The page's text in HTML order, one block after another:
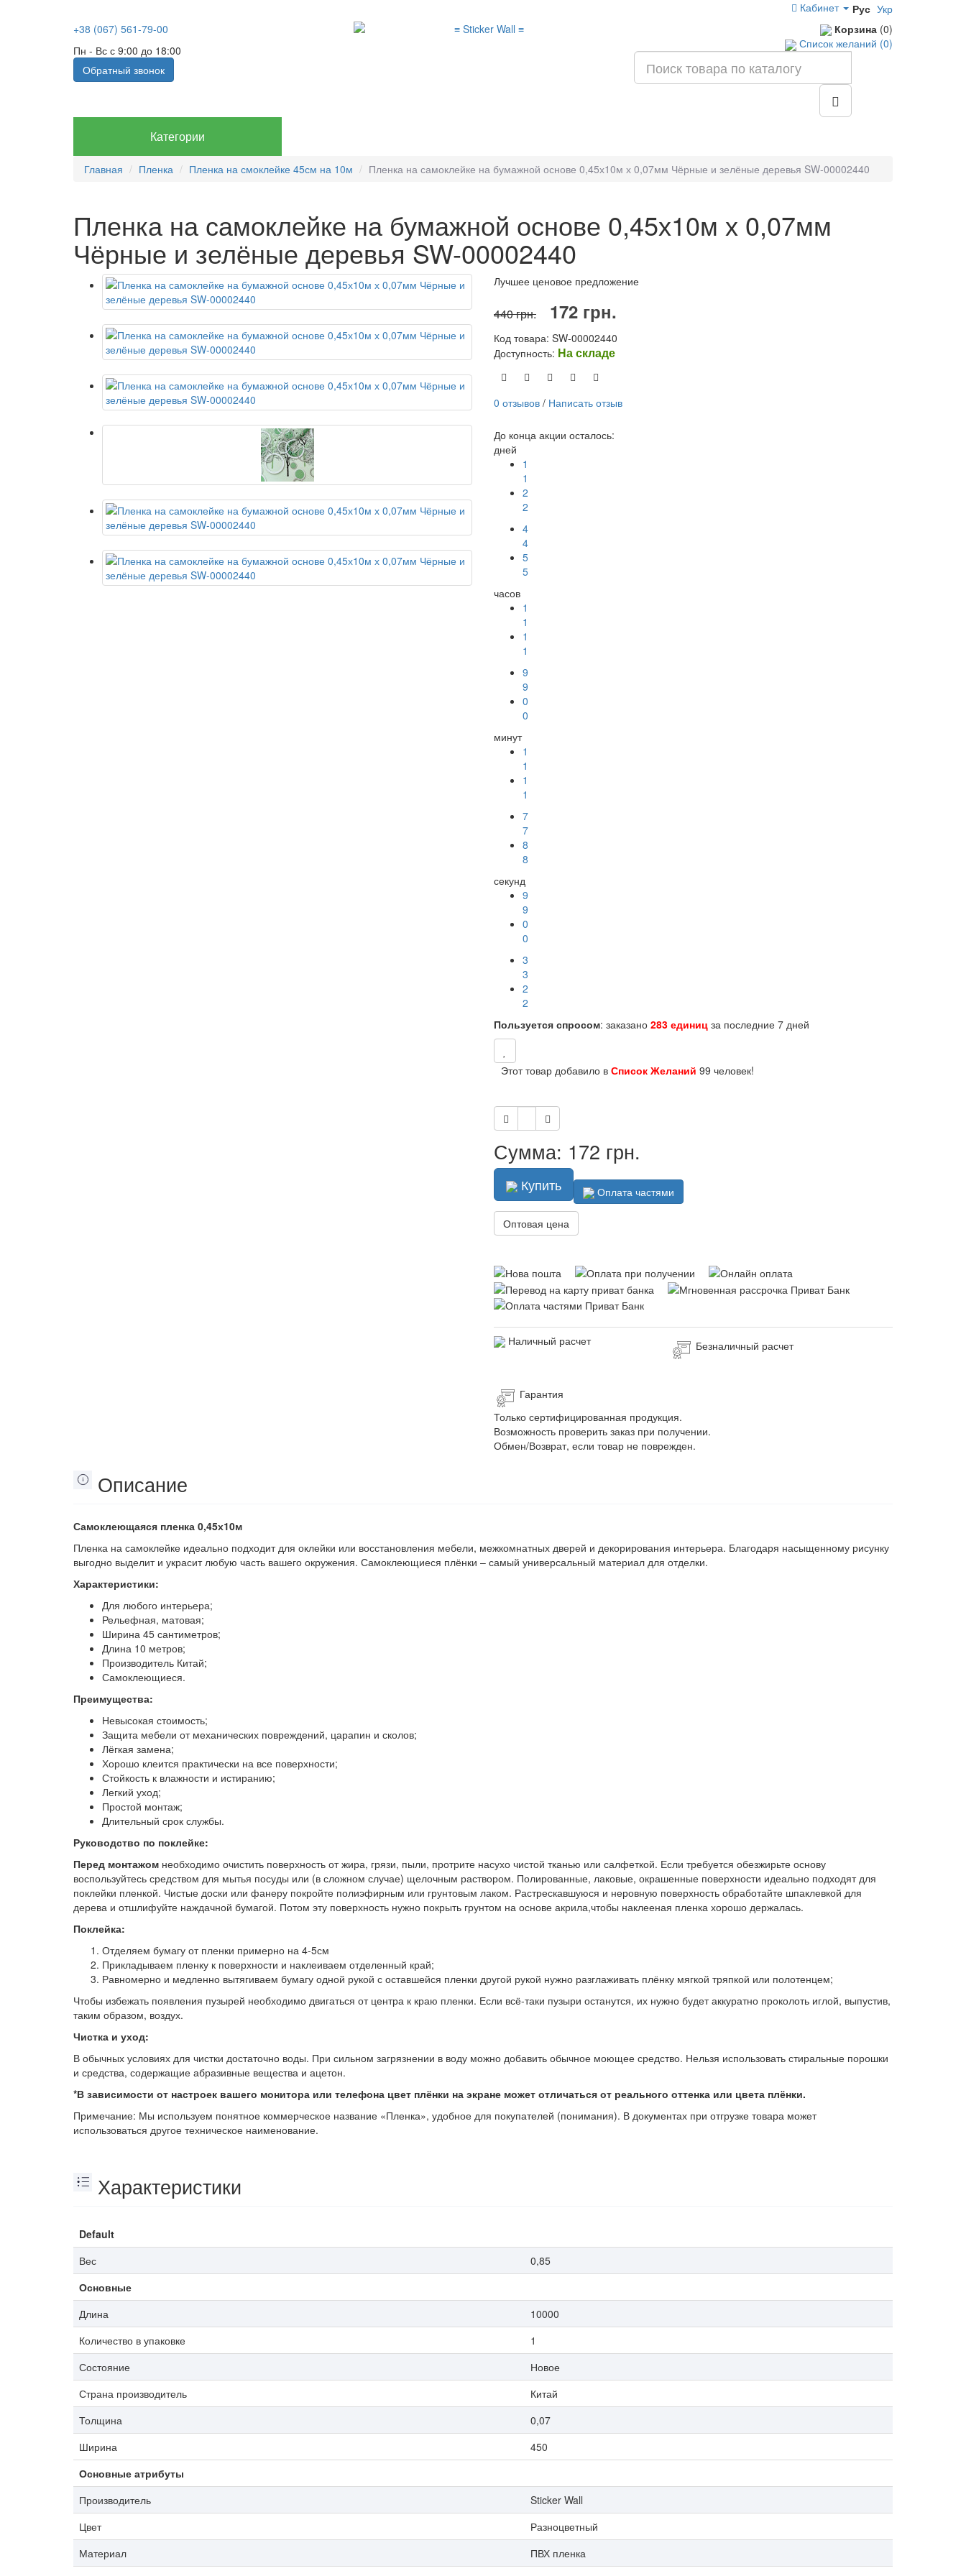
Рус Укр
Кабинет
+38 (067) 561-79-00
Пн - Вс с 9:00 до 18:00
Обратный звонок
Корзина (0)
Список желаний (0)
Категории
Главная Пленка Пленка на смоклейке 45см на 10м Пленка на самоклейке на бумажной основе 0,45х10м х 0,07мм Чёрные и зелёные деревья SW-00002440
Пленка на самоклейке на бумажной основе 0,45х10м х 0,07мм
Чёрные и зелёные деревья SW-00002440
Лучшее ценовое предложение
440 грн. 172 грн.
Код товара: SW-00002440
Доступность: На складе
0 отзывов / Написать отзыв
До конца акции осталось:
дней
1
1
2
2
4
4
5
5
часов
1
1
1
1
9
9
0
0
минут
1
1
1
1
7
7
8
8
секунд
9
9
0
0
2
2
1
1
Пользуется спросом: заказано 283 единиц за последние 7 дней
Этот товар добавило в Список Желаний 99 человек!
Сумма: 172 грн.
Купить Оплата частями
Оптовая цена
Наличный расчет Безналичный расчет
Гарантия
Только сертифицированная продукция.
Возможность проверить заказ при получении.
Обмен/Возврат, если товар не поврежден.
Описание
Самоклеющаяся пленка 0,45х10м
Пленка на самоклейке идеально подходит для оклейки или восстановления мебели, межкомнатных дверей и декорирования интерьера. Благодаря насыщенному рисунку
выгодно выделит и украсит любую часть вашего окружения. Самоклеющиеся плёнки – самый универсальный материал для отделки.
Характеристики:
Для любого интерьера;
Рельефная, матовая;
Ширина 45 сантиметров;
Длина 10 метров;
Производитель Китай;
Самоклеющиеся.
Преимущества:
Невысокая стоимость;
Защита мебели от механических повреждений, царапин и сколов;
Лёгкая замена;
Хорошо клеится практически на все поверхности;
Стойкость к влажности и истиранию;
Легкий уход;
Простой монтаж;
Длительный срок службы.
Руководство по поклейке:
Перед монтажом необходимо очистить поверхность от жира, грязи, пыли, протрите насухо чистой тканью или салфеткой. Если требуется обезжирьте основу
воспользуйтесь средством для мытья посуды или (в сложном случае) щелочным раствором. Полированные, лаковые, окрашенные поверхности идеально подходят для
поклейки пленкой. Чистые доски или фанеру покройте полиэфирным или грунтовым лаком. Растрескавшуюся и неровную поверхность обработайте шпаклевкой для
дерева и отшлифуйте наждачной бумагой. Потом эту поверхность нужно покрыть грунтом на основе акрила,чтобы наклееная пленка хорошо держалась.
Поклейка:
Отделяем бумагу от пленки примерно на 4-5см
Прикладываем пленку к поверхности и наклеиваем отделенный край;
Равномерно и медленно вытягиваем бумагу одной рукой с оставшейся пленки другой рукой нужно разглаживать плёнку мягкой тряпкой или полотенцем;
Чтобы избежать появления пузырей необходимо двигаться от центра к краю пленки. Если всё-таки пузыри останутся, их нужно будет аккуратно проколоть иглой, выпустив,
таким образом, воздух.
Чистка и уход:
В обычных условиях для чистки достаточно воды. При сильном загрязнении в воду можно добавить обычное моющее средство. Нельзя использовать стиральные порошки
и средства, содержащие абразивные вещества и ацетон.
*В зависимости от настроек вашего монитора или телефона цвет плёнки на экране может отличаться от реального оттенка или цвета плёнки.
Примечание: Мы используем понятное коммерческое название «Пленка», удобное для покупателей (понимания). В документах при отгрузке товара может
использоваться другое техническое наименование.
Характеристики
Default
Вес
0,85
Основные
Длина
10000
Количество в упаковке
1
Состояние
Новое
Страна производитель
Китай
Толщина
0,07
Ширина
450
Основные атрибуты
Производитель
Sticker Wall
Цвет
Разноцветный
Материал
ПВХ пленка